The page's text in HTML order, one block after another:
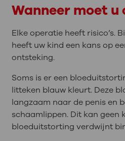
Wanneer moet u
Elke operatie heeft risico’s.
heeft uw kind een kans op
ontsteking.
Soms is er een
litteken blauw kleurt. Deze
langzaam naar de penis en
schaamlippen. Dit kan geen
bloeduitstorting verdwijnt